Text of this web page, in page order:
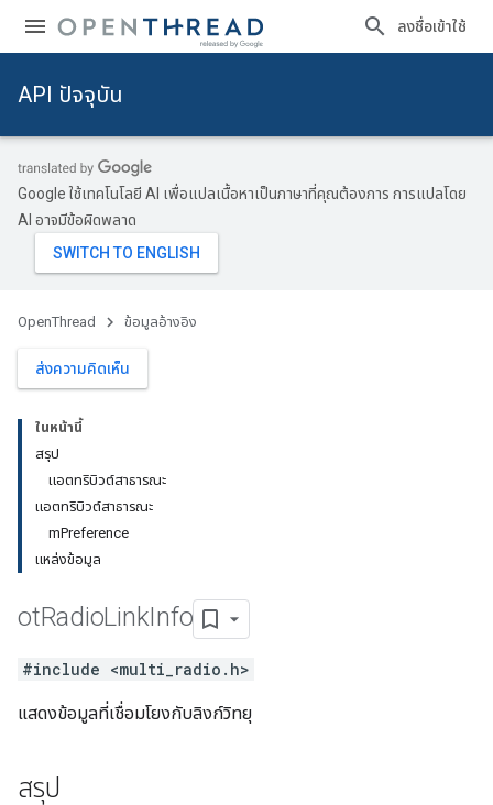
ลงชื่อเข้าใช้
API ปัจจุบัน
Google ใช้เทคโนโลยี AI เพื่อแปลเนื้อหาเป็นภาษาที่คุณต้องการ การแปลโดย
AI อาจมีข้อผิดพลาด
OpenThread ข้อมูลอ้างอิง
ส่งความคิดเห็น
ในหน้านี้
สรุป
แอตทริบิวต์สาธารณะ
แอตทริบิวต์สาธารณะ
mPreference
แหล่งข้อมูล
otRadioLinkInfo
#include <multi_radio.h>
แสดงข้อมูลที่เชื่อมโยงกับลิงก์วิทยุ
สรุป